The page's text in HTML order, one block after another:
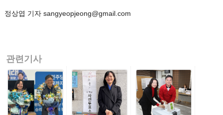
정상엽 기자 sangyeopjeong@gmail.com
관련기사